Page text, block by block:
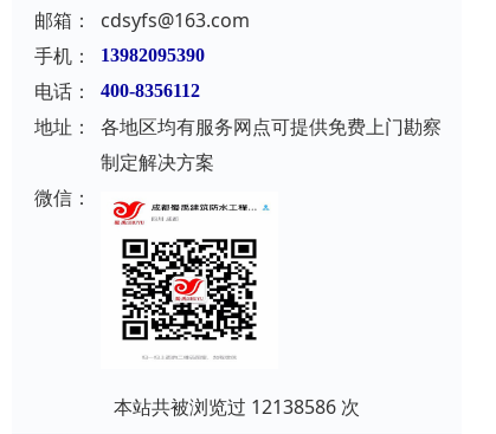
邮箱：
cdsyfs@163.com
手机：
13982095390
电话： 400-8356112
地址：
各地区均有服务网点可提供免费上门勘察
制定解决方案
微信：
本站共被浏览过 12138586 次